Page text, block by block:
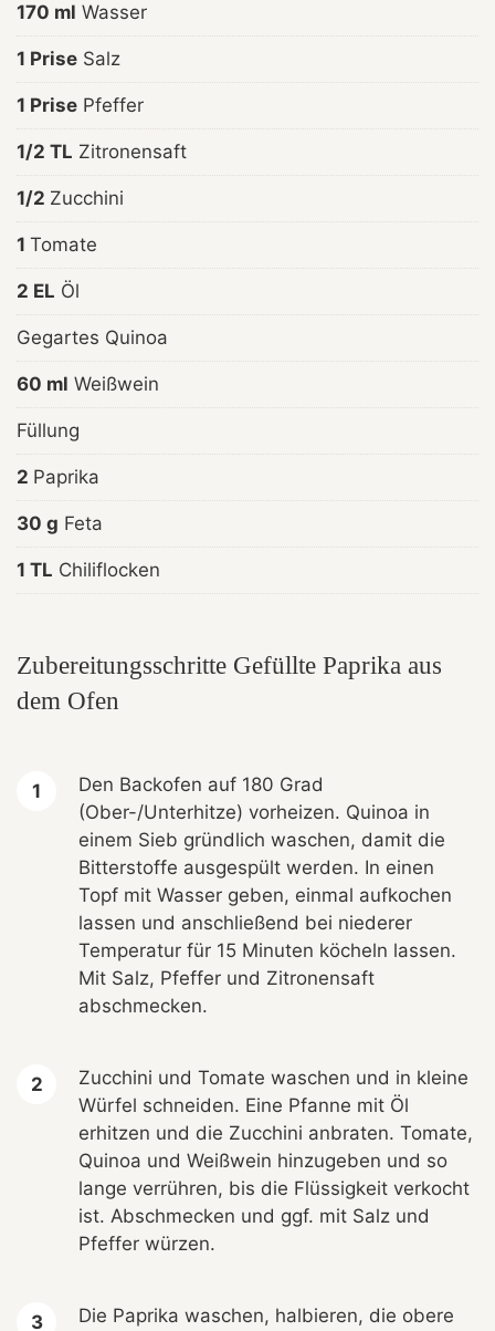
170 ml Wasser
1 Prise Salz
1 Prise Pfeffer
1/2 TL Zitronensaft
1/2 Zucchini
1 Tomate
2 EL Öl
Gegartes Quinoa
60 ml Weißwein
Füllung
2 Paprika
30 g Feta
1 TL Chiliflocken
Zubereitungsschritte Gefüllte Paprika aus
dem Ofen
Den Backofen auf 180 Grad
(Ober-/Unterhitze) vorheizen. Quinoa in
einem Sieb gründlich waschen, damit die
Bitterstoffe ausgespült werden. In einen
Topf mit Wasser geben, einmal aufkochen
lassen und anschließend bei niederer
Temperatur für 15 Minuten köcheln lassen.
Mit Salz, Pfeffer und Zitronensaft
abschmecken.
Zucchini und Tomate waschen und in kleine
Würfel schneiden. Eine Pfanne mit Öl
erhitzen und die Zucchini anbraten. Tomate,
Quinoa und Weißwein hinzugeben und so
lange verrühren, bis die Flüssigkeit verkocht
ist. Abschmecken und ggf. mit Salz und
Pfeffer würzen.
Die Paprika waschen, halbieren, die obere